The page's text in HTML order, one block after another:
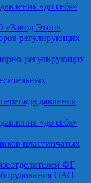
«до себя»
«Завод Этон»
регулирующих
регулирующих
давления
«до себя»
пластинчатых
ФГ
ОАО